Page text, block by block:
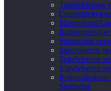
Trapbekleding
Marmoleum/
Spaanplaat
Sportvloeren
Tegelvloeren
Vinylvloeren
Renovatiesloop
Stoffering